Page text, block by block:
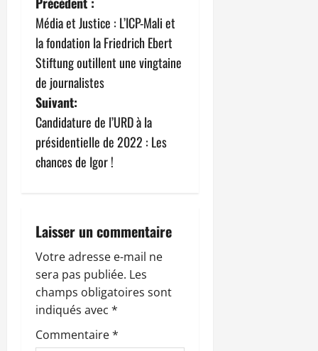
N
a
v
i
g
a
o
n
d
’
Média et Justice : L’ICP-Mali et
la fondation la Friedrich Ebert
Stiftung outillent une vingtaine
de journalistes
Suivant:
Candidature de l’URD à la
présidentielle de 2022 : Les
chances de Igor !
Laisser un commentaire
Votre adresse e-mail ne
sera pas publiée. Les
champs obligatoires sont
indiqués avec *
Commentaire*